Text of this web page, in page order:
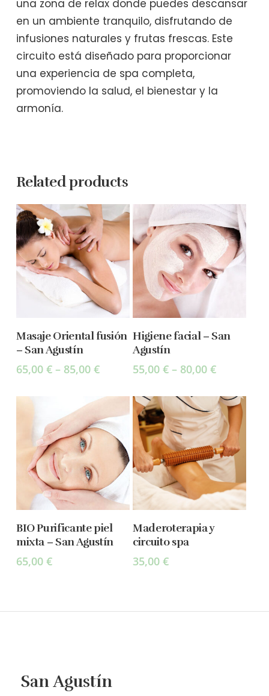
una zona de relax donde puedes descansar
en un ambiente tranquilo, disfrutando de
infusiones naturales y frutas frescas. Este
circuito está diseñado para proporcionar
una experiencia de spa completa,
promoviendo la salud, el bienestar y la
armonía.
Related products
Select Options
Masaje Oriental fusión
– San Agustín
65,00 €– 85,00 €
Select Options
Higiene facial – San
Agustín
55,00€ – 80,00€
Select Options
BIO Purificante piel
mixta – San Agustín
65,00 €
Add To Cart
Maderoterapia y
circuito spa
35,00€
San Agustín